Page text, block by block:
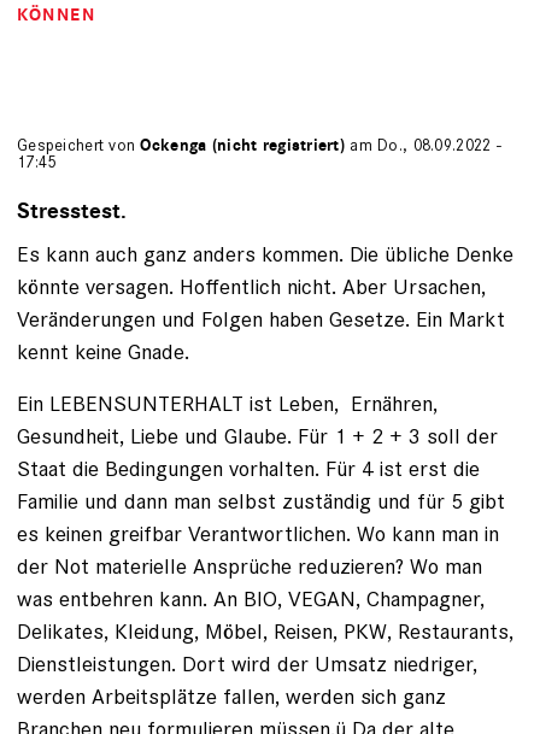
KÖNNEN
Gespeichert vonOckenga (nicht registriert) am Do., 08.09.2022 -
17:45
Stresstest.
Es kann auch ganz anders kommen. Die übliche Denke
könnte versagen. Hoffentlich nicht. Aber Ursachen,
Veränderungen und Folgen haben Gesetze. Ein Markt
kennt keine Gnade.
Ein LEBENSUNTERHALT ist Leben, Ernähren,
Gesundheit, Liebe und Glaube. Für 1 + 2 + 3 soll der
Staat die Bedingungen vorhalten. Für 4 ist erst die
Familie und dann man selbst zuständig und für 5 gibt
es keinen greifbar Verantwortlichen. Wo kann man in
der Not materielle Ansprüche reduzieren? Wo man
was entbehren kann. An BIO, VEGAN, Champagner,
Delikates, Kleidung, Möbel, Reisen, PKW, Restaurants,
Dienstleistungen. Dort wird der Umsatz niedriger,
werden Arbeitsplätze fallen, werden sich ganz